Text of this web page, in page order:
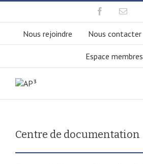
Nous rejoindre Nous contacter
Espace membres
Centre de documentation